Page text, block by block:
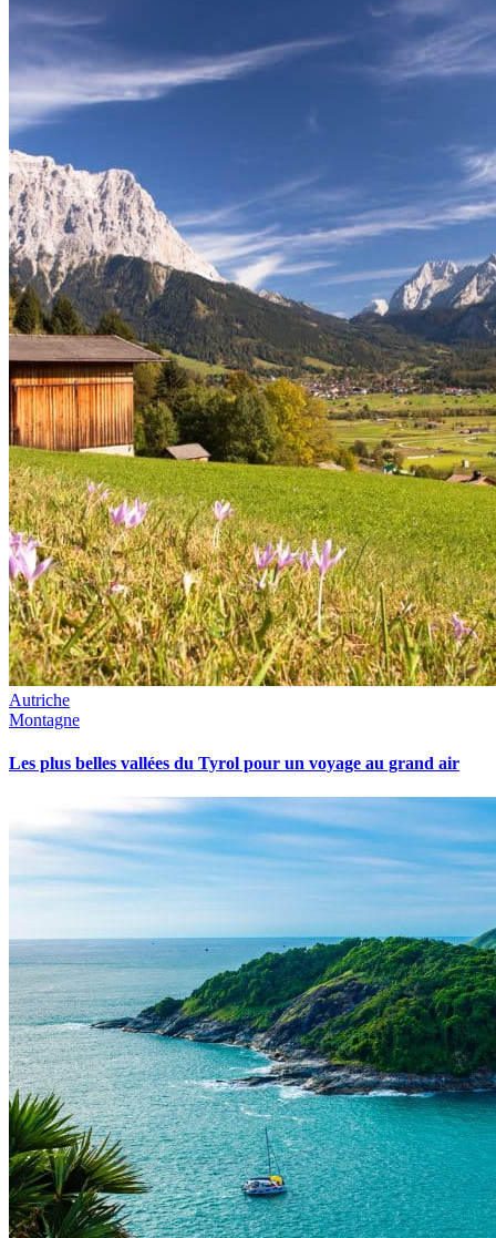
Autriche
Montagne
Les plus belles vallées du Tyrol pour un voyage au grand air